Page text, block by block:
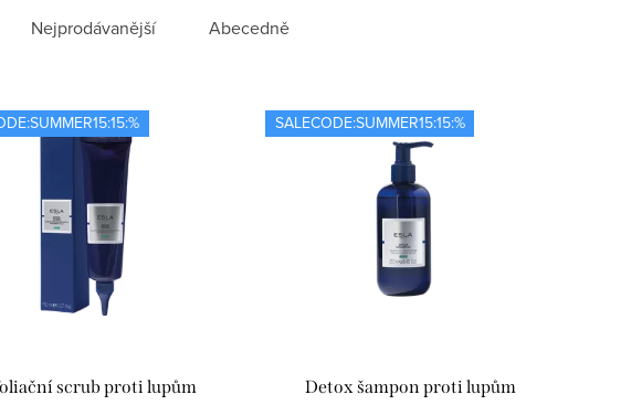
Nejprodávanější Abecedně
scrub proti lupům
SALECODE:SUMMER15:15:%
Detox šampon proti lupům